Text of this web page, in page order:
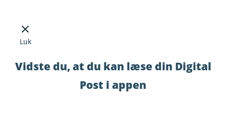
Luk
Vidste du, at du kan læse din Digital
Post i appen